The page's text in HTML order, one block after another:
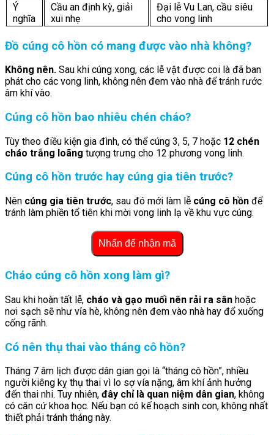
Ý
nghĩa
Cầu an định kỳ, giải
xui nhẹ
Đại lễ Vu Lan, cầu siêu
cho vong linh
Đồ cúng cô hồn có mang được vào nhà không?
Không nên. Sau khi cúng xong, các lễ vật được coi là đã ban
phát cho các vong linh, không nên đem vào nhà để tránh rước
âm khí vào.
Cúng cô hồn bao nhiêu chén cháo?
Tùy theo điều kiện gia đình, có thể cúng 3, 5, 7 hoặc 12 chén
cháo trắng loãng tượng trưng cho 12 phương vong linh.
Cúng cô hồn trước hay cúng gia tiên trước?
Nên cúng gia tiên trước, sau đó mới làm lễ cúng cô hồn để
tránh làm phiền tổ tiên khi mời vong linh lạ về khu vực cúng.
Nhấn để nhận mã
Cháo cúng cô hồn xong làm gì?
Sau khi hoàn tất lễ, cháo và gạo muối nên rải ra sân hoặc
nơi sạch sẽ như vỉa hè, không nên đem vào nhà hay đổ xuống
cống rãnh.
Có nên thụ thai vào tháng cô hồn?
Tháng 7 âm lịch được dân gian gọi là “tháng cô hồn”, nhiều
người kiêng kỵ thụ thai vì lo sợ vía nặng, âm khí ảnh hưởng
đến thai nhi. Tuy nhiên, đây chỉ là quan niệm dân gian, không
có căn cứ khoa học. Nếu bạn có kế hoạch sinh con, không nhất
thiết phải tránh tháng này.